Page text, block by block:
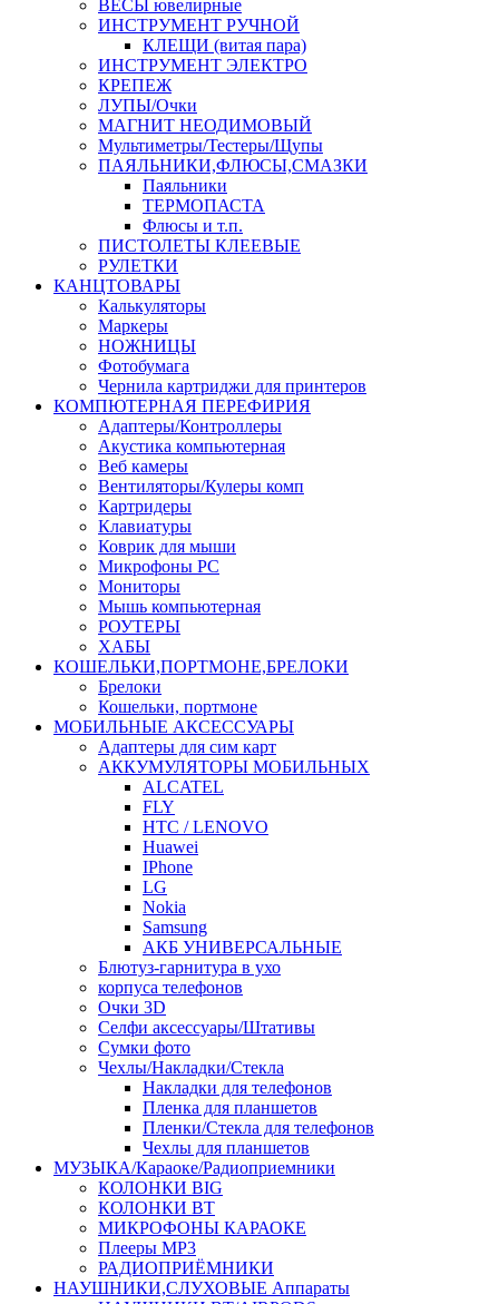
ВЕСЫ ювелирные
ИНСТРУМЕНТ РУЧНОЙ
КЛЕЩИ (витая пара)
ИНСТРУМЕНТ ЭЛЕКТРО
КРЕПЕЖ
ЛУПЫ/Очки
МАГНИТ НЕОДИМОВЫЙ
Мультиметры/Тестеры/Щупы
ПАЯЛЬНИКИ,ФЛЮСЫ,СМАЗКИ
Паяльники
ТЕРМОПАСТА
Флюсы и т.п.
ПИСТОЛЕТЫ КЛЕЕВЫЕ
РУЛЕТКИ
КАНЦТОВАРЫ
Калькуляторы
Маркеры
НОЖНИЦЫ
Фотобумага
Чернила картриджи для принтеров
КОМПЮТЕРНАЯ ПЕРЕФИРИЯ
Адаптеры/Контроллеры
Акустика компьютерная
Веб камеры
Вентиляторы/Кулеры комп
Картридеры
Клавиатуры
Коврик для мыши
Микрофоны PC
Мониторы
Мышь компьютерная
РОУТЕРЫ
ХАБЫ
КОШЕЛЬКИ,ПОРТМОНЕ,БРЕЛОКИ
Брелоки
Кошельки, портмоне
МОБИЛЬНЫЕ АКСЕССУАРЫ
Адаптеры для сим карт
АККУМУЛЯТОРЫ МОБИЛЬНЫХ
ALCATEL
FLY
HTC / LENOVO
Huawei
IPhone
LG
Nokia
Samsung
АКБ УНИВЕРСАЛЬНЫЕ
Блютуз-гарнитура в ухо
корпуса телефонов
Очки 3D
Селфи аксессуары/Штативы
Сумки фото
Чехлы/Накладки/Стекла
Накладки для телефонов
Пленка для планшетов
Пленки/Стекла для телефонов
Чехлы для планшетов
МУЗЫКА/Караоке/Радиоприемники
КОЛОНКИ BIG
КОЛОНКИ BT
МИКРОФОНЫ КАРАОКЕ
Плееры MP3
РАДИОПРИЁМНИКИ
НАУШНИКИ,СЛУХОВЫЕ Аппараты